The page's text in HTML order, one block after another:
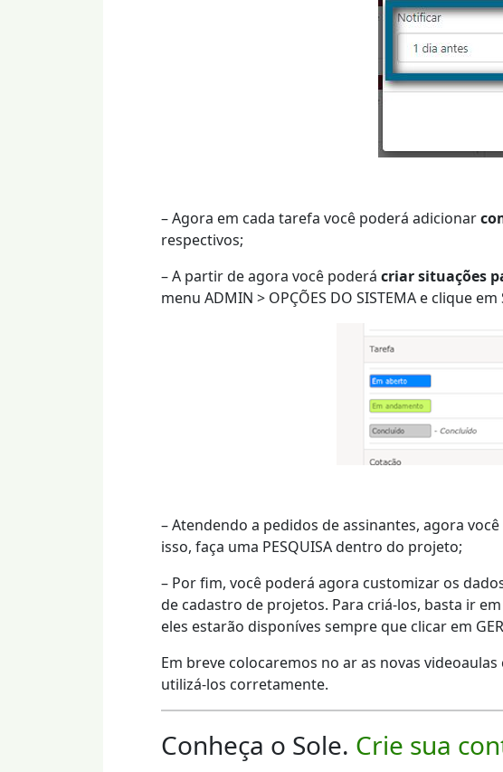
– Agora em cada tarefa você poderá adicionar
respectivos;
– A partir de agora você poderá criar situações
menu ADMIN > OPÇÕES DO SISTEMA e clique em
– Atendendo a pedidos de assinantes, agora
isso, faça uma PESQUISA dentro do projeto;
– Por fim, você poderá agora customizar os
de cadastro de projetos. Para criá-los, basta ir em
eles estarão disponíves sempre que clicar em
Em breve colocaremos no ar as novas
utilizá-los corretamente.
Conheça o Sole. Crie sua